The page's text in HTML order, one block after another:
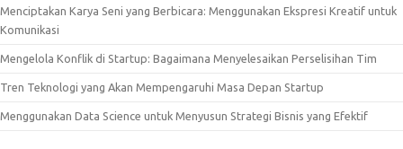
Menciptakan Karya Seni yang Berbicara: Menggunakan Ekspresi Kreatif untuk
Komunikasi
Mengelola Konflik di Startup: Bagaimana Menyelesaikan Perselisihan Tim
Tren Teknologi yang Akan Mempengaruhi Masa Depan Startup
Menggunakan Data Science untuk Menyusun Strategi Bisnis yang Efektif